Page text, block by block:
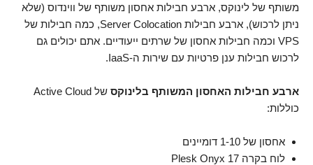
משותף של לינוקס, ארבע חבילות אחסון משותף של ווינדוס (שלא
ניתן לרכוש), ארבע חבילות Server Colocation, כמה חבילות של
VPS וכמה חבילות אחסון של שרתים ייעודיים. אתם יכולים גם
לרכוש חבילות ענן פרטיות עם שירות ה-IaaS.
ארבע חבילות האחסון המשותף בלינוקס
של Active Cloud
כוללות:
אחסון של 1-10 דומיינים
לוח בקרה Plesk Onyx 17